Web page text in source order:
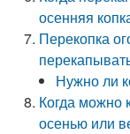
осенняя
Перекопка
Нужно ли
Когда можно
осенью или